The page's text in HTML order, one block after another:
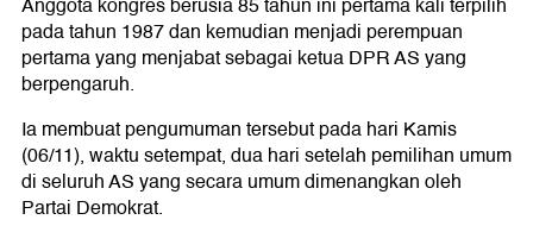
Anggota kongres berusia 85 tahun ini pertama kali terpilih
pada tahun 1987 dan kemudian menjadi perempuan
pertama yang menjabat sebagai ketua DPR AS yang
berpengaruh.
Ia membuat pengumuman tersebut pada hari Kamis
(06/11), waktu setempat, dua hari setelah pemilihan umum
di seluruh AS yang secara umum dimenangkan oleh
Partai Demokrat.